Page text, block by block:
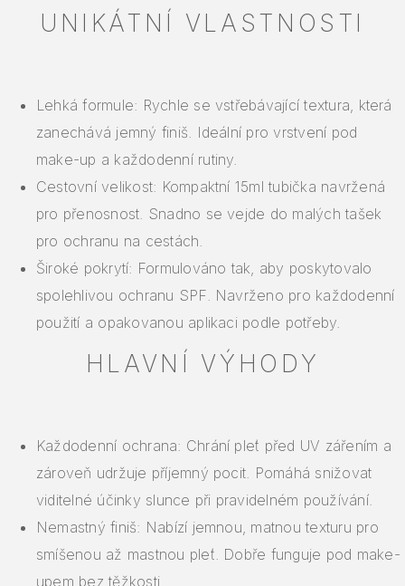
UNIKÁTNÍ VLASTNOSTI
Lehká formule: Rychle se vstřebávající textura, která
zanechává jemný finiš. Ideální pro vrstvení pod
make-up a každodenní rutiny.
Cestovní velikost: Kompaktní 15ml tubička navržená
pro přenosnost. Snadno se vejde do malých tašek
pro ochranu na cestách.
Široké pokrytí: Formulováno tak, aby poskytovalo
spolehlivou ochranu SPF. Navrženo pro každodenní
použití a opakovanou aplikaci podle potřeby.
HLAVNÍ VÝHODY
Každodenní ochrana: Chrání pleť před UV zářením a
zároveň udržuje příjemný pocit. Pomáhá snižovat
viditelné účinky slunce při pravidelném používání.
Nemastný finiš: Nabízí jemnou, matnou texturu pro
smíšenou až mastnou pleť. Dobře funguje pod make-
upem bez těžkosti.